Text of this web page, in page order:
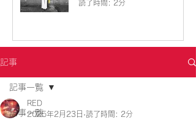
読了時間: 2分
記事
記事一覧
記事一覧
RED
2025年2月23日 読了時間: 2分